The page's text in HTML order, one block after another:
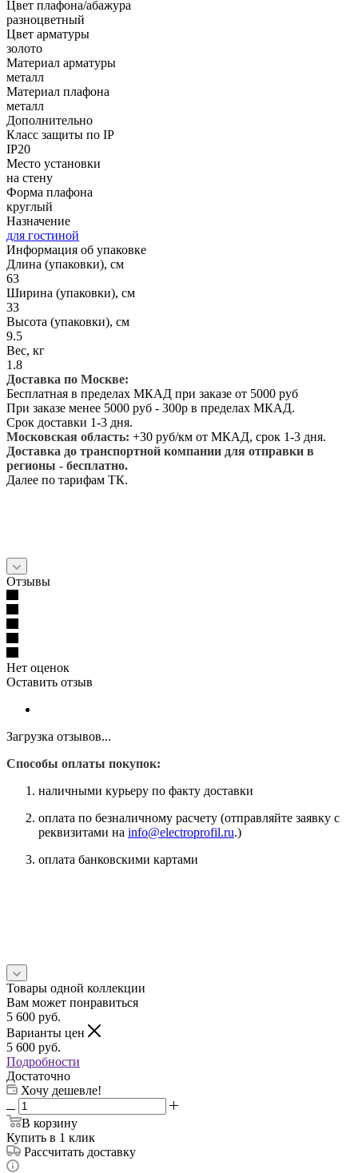
Цвет плафона/абажура
разноцветный
Цвет арматуры
золото
Материал арматуры
металл
Материал плафона
металл
Дополнительно
Класс защиты по IP
IP20
Место установки
на стену
Форма плафона
круглый
Назначение
для гостиной
Информация об упаковке
Длина (упаковки), см
63
Ширина (упаковки), см
33
Высота (упаковки), см
9.5
Вес, кг
1.8
Доставка по Москве:
Бесплатная в пределах МКАД при заказе от 5000 руб
При заказе менее 5000 руб - 300р в пределах МКАД.
Срок доставки 1-3 дня.
Московская область: +30 руб/км от МКАД, срок 1-3 дня.
Доставка до транспортной компании для отправки в
регионы - бесплатно.
Далее по тарифам ТК.
Отзывы
Нет оценок
Оставить отзыв
Загрузка отзывов...
Способы оплаты покупок:
наличными курьеру по факту доставки
оплата по безналичному расчету (отправляйте заявку с
реквизитами на info@electroprofil.ru.)
оплата банковскими картами
Товары одной коллекции
Вам может понравиться
5 600 руб.
Варианты цен
5 600 руб.
Подробности
Достаточно
Хочу дешевле!
В корзину
Купить в 1 клик
Рассчитать доставку